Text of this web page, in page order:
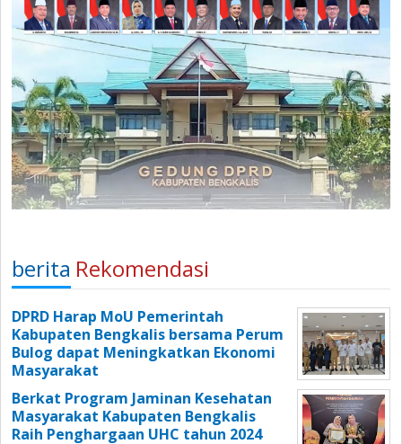
berita Rekomendasi
DPRD Harap MoU Pemerintah
Kabupaten Bengkalis bersama Perum
Bulog dapat Meningkatkan Ekonomi
Masyarakat
Berkat Program Jaminan Kesehatan
Masyarakat Kabupaten Bengkalis
Raih Penghargaan UHC tahun 2024